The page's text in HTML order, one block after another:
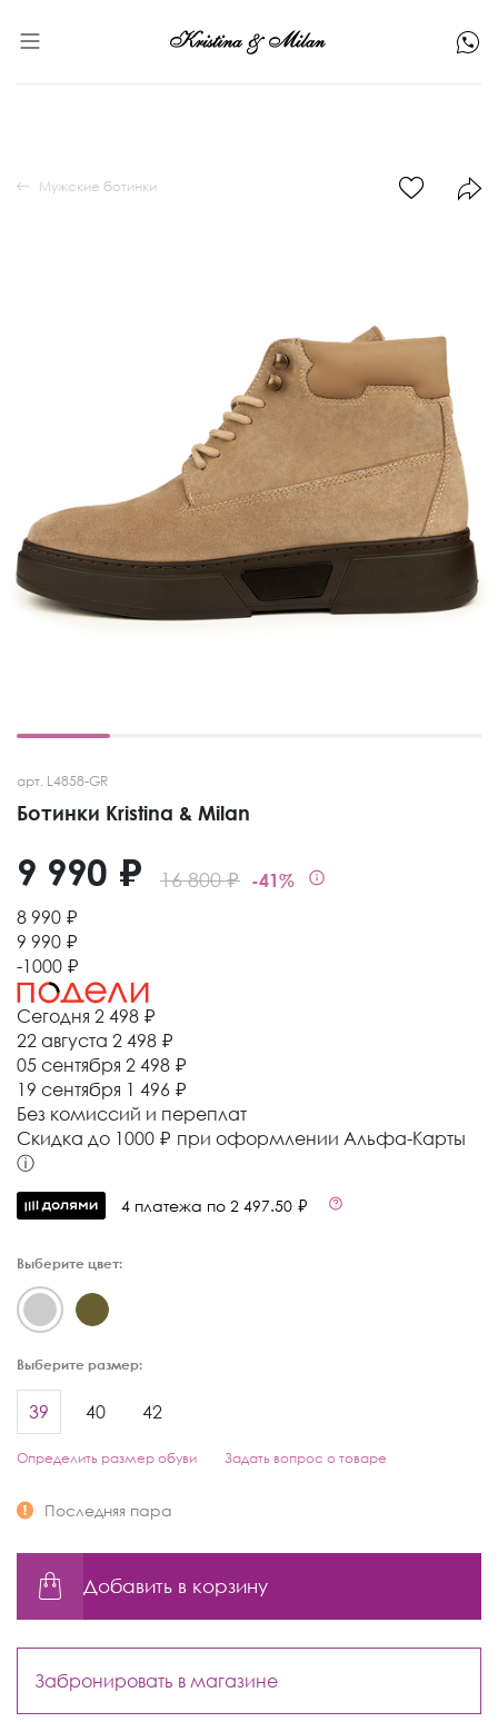
арт. L4858-GR
Ботинки Kristina & Milan
16 800 ₽ -41%
9 990 ₽
8 990 ₽
9 990 ₽
-1000 ₽
Сегодня 2 498 ₽
22 августа 2 498 ₽
05 сентября 2 498 ₽
19 сентября 1 496 ₽
Без комиссий и переплат
Cкидка до 1000 ₽ при оформлении Альфа-Карты
ⓘ
4 платежа по 2 497.50 ₽
Выберите цвет:
Выберите размер:
39 40 42
Определить размер обуви Задать вопрос о товаре
Последняя пара
Добавить в корзину
Забронировать в магазине
Мужские ботинки